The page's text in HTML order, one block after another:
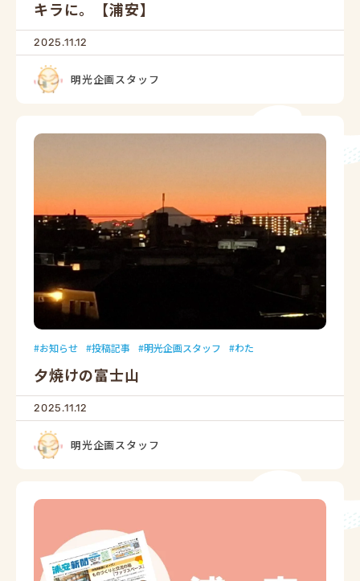
キラに。【浦安】
2025.11.12
明光企画スタッフ
お知らせ 投稿記事 明光企画スタッフ わた
夕焼けの富士山
2025.11.12
明光企画スタッフ